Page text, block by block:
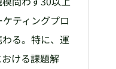
ティングプロ
る。特に、運
ける課題解